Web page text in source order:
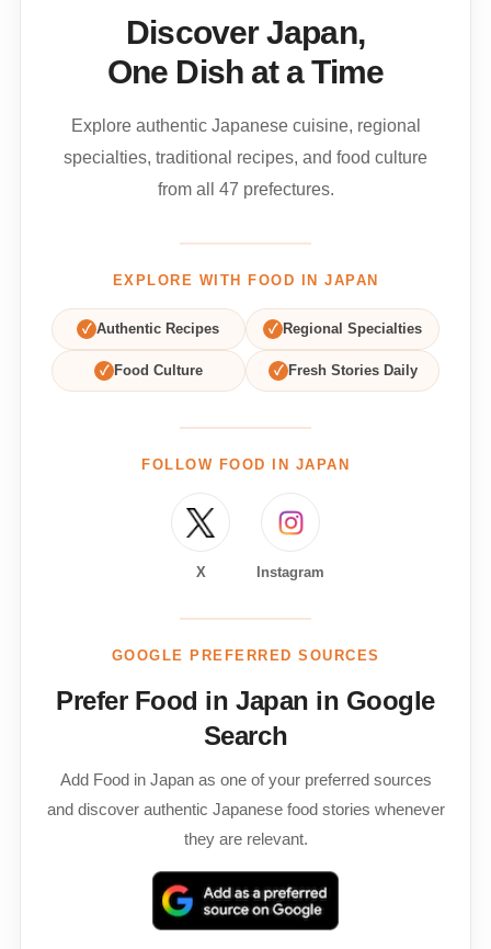
Discover Japan,
One Dish at a Time
Explore authentic Japanese cuisine, regional
specialties, traditional recipes, and food culture
from all 47 prefectures.
EXPLORE WITH FOOD IN JAPAN
✓ Authentic Recipes ✓ Regional Specialties
✓ Food Culture ✓ Fresh Stories Daily
FOLLOW FOOD IN JAPAN
X Instagram
GOOGLE PREFERRED SOURCES
Prefer Food in Japan in Google
Search
Add Food in Japan as one of your preferred sources
and discover authentic Japanese food stories whenever
they are relevant.